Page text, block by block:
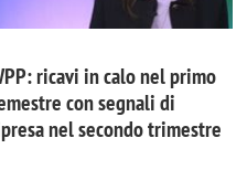
ricavi in calo nel primo
con segnali di
nel secondo trimestre